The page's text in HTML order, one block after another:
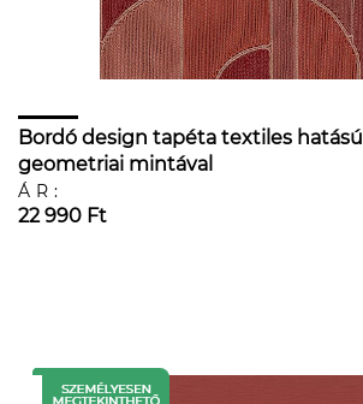
Bordó design tapéta textiles hatású
geometriai mintával
ÁR:
22 990 Ft